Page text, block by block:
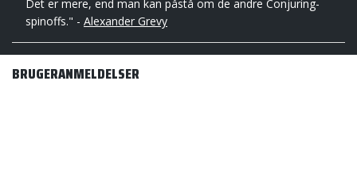
Det er mere, end man kan påstå om de andre Conjuring-
spinoffs." - Alexander Grevy
BRUGERANMELDELSER